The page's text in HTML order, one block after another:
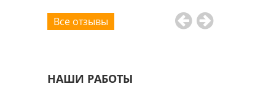
Все отзывы
НАШИ РАБОТЫ